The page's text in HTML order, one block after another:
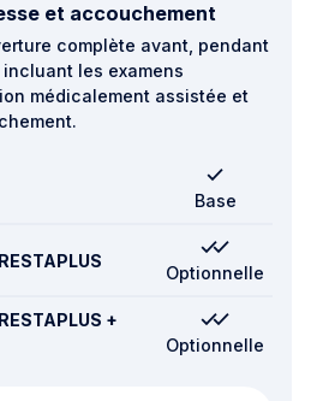
et accouchement
complète avant, pendant
les examens
médicalement assistée et
Base
Optionnelle
+
Optionnelle